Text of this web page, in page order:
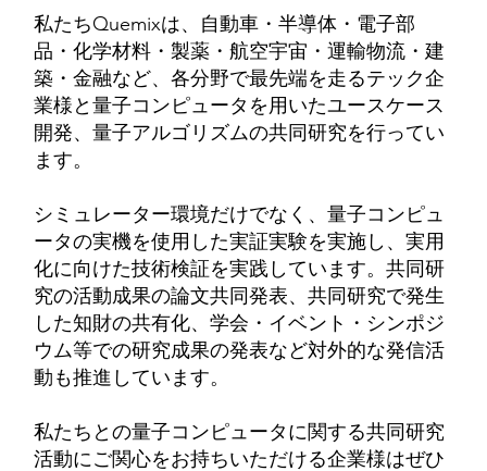
私たちQuemixは、​自動車・半導体・電子部
品・化学材料・製薬・航空宇宙・運輸物流・建
築・金融など、各分野で最先端を走るテック企
業様と量子コンピュータを用いたユースケース
開発、量子アルゴリズムの共同研究を行ってい
ます。
シミュレーター環境だけでなく、量子コンピュ
ータの実機を使用した実証実験を実施し、実用
化に向けた技術検証を実践しています。​共同研
究の活動成果の論文共同発表、共同研究で発生
した知財の共有化、学会・イベント・シンポジ
ウム等での研究成果の発表など対外的な発信活
動も推進しています。
​私たちとの量子コンピュータに関する共同研究
活動にご関心をお持ちいただける企業様はぜひ